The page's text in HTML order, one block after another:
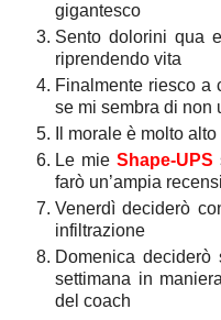
gigantesco
Sento dolorini qua
riprendendo vita
Finalmente riesco a
se mi sembra di non
Il morale è molto alto
Le mie Shape-UPS
farò un’ampia
Venerdì deciderò
infiltrazione
Domenica
settimana in
del coach